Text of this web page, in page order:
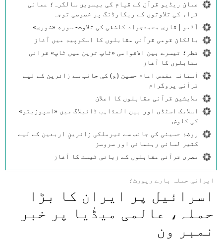
عمان ریڈیو قرآن کے قیام کی بیسویں سالگرہ؛ عمانی
قراء کی تلاوتوں کے ریکارڈنگ پر خصوصی توجہ
آڈیو | قاری محمدجواد کاشفی کی تلاوت- سوره‌‌ «شوری»
بالکان قومی قرآنی مقابلوں کا اسکوپیه میں آغاز
قطر؛ تیسرے بین الاقوامی «ٹاپ ترین میں ٹاپ» قرانی
مقابلوں کا آغاز
آستانہ مقدس امام حسین (ع) کی جانب سے زائرین کے لیے
قرآنی پروگرام
ملایشین قرآنی مقابلوں کا اعلان
اسلامک اسٹڈی اور بین المذاہب ڈائیلاگ میں «اسپوزیتو»
کی کاوش
روضۂ حسینی کی جانب سے غیرملکی زائرینِ اربعین کے لیے
کثیر لسانی رہنمائی اور سروسز
مصری قرآنی مقابلوں کے زبانی ٹیسٹ کا آغاز
ایرانی حملہ بارے رپورٹ؛
اسرائیل پر ایران کا بڑا
حملہ، عالمی میڈٰیا پر خبر
نمبر ون